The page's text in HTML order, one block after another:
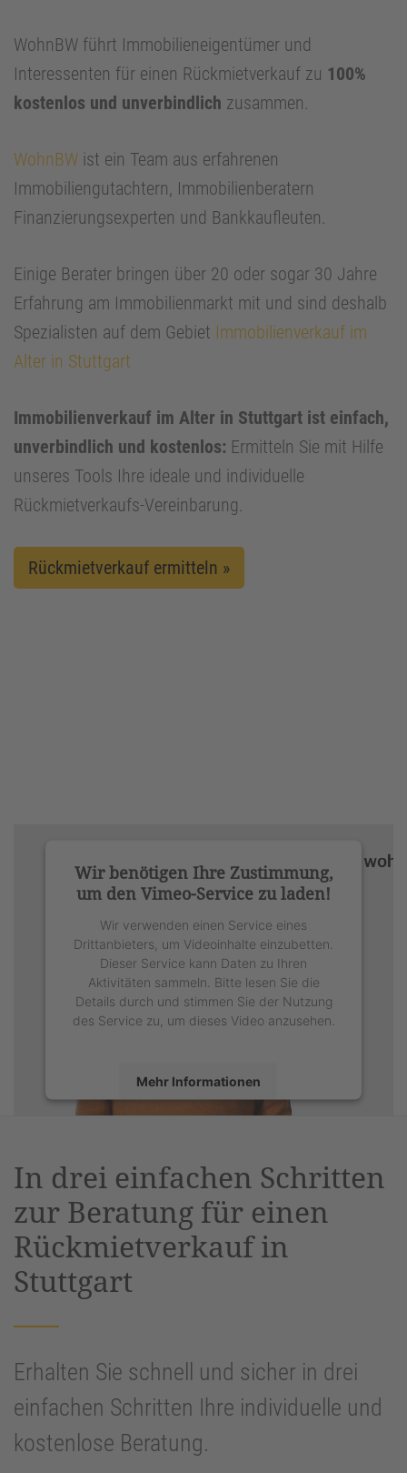
WohnBW führt Immobilieneigentümer und
Interessenten für einen Rückmietverkauf zu 100%
kostenlos und unverbindlich zusammen.
WohnBW ist ein Team aus erfahrenen
Immobiliengutachtern, Immobilienberatern
Finanzierungsexperten und Bankkaufleuten.
Einige Berater bringen über 20 oder sogar 30 Jahre
Erfahrung am Immobilienmarkt mit und sind deshalb
Spezialisten auf dem Gebiet Immobilienverkauf im
Alter in Stuttgart
Immobilienverkauf im Alter in Stuttgart ist einfach,
unverbindlich und kostenlos: Ermitteln Sie mit Hilfe
unseres Tools Ihre ideale und individuelle
Rückmietverkaufs-Vereinbarung.
Rückmietverkauf ermitteln »
Wir benötigen Ihre Zustimmung,
um den Vimeo-Service zu laden!
Wir verwenden einen Service eines
Drittanbieters, um Videoinhalte einzubetten.
Dieser Service kann Daten zu Ihren
Aktivitäten sammeln. Bitte lesen Sie die
Details durch und stimmen Sie der Nutzung
des Service zu, um dieses Video anzusehen.
Mehr Informationen
Management Platform&eRecht24
In drei einfachen Schritten
zur Beratung für einen
Rückmietverkauf in
Stuttgart
Erhalten Sie schnell und sicher in drei
einfachen Schritten Ihre individuelle und
kostenlose Beratung.